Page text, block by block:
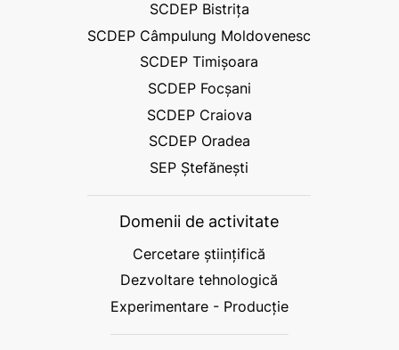
SCDEP Bistrița
SCDEP Câmpulung Moldovenesc
SCDEP Timișoara
SCDEP Focșani
SCDEP Craiova
SCDEP Oradea
SEP Ștefănești
Domenii de activitate
Cercetare științifică
Dezvoltare tehnologică
Experimentare - Producție